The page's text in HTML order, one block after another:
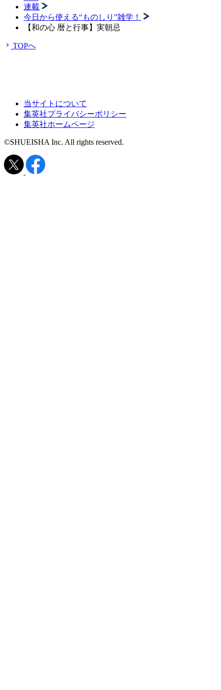
連載
今日から使える“ものしり”雑学！
【和の心 暦と行事】実朝忌
TOPへ
当サイトについて
集英社プライバシーポリシー
集英社ホームページ
©SHUEISHA Inc. All rights reserved.